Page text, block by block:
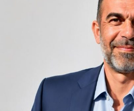
motivele să nu răspundă
banii statului Român pentru a
poliție indivizi care nu
În ceea ce privește asistența
prevăzută de legiuitor pentru
că atât IGPR cât și IGPF susțin că
întocmesc comisii și… decid cu
nu a acestui drept. Interesant
unele de altele, separate de
infinit de groși din motive practice
Zgomotul pașilor din camera de
adiacent rămâne una dintre cele
nemulțumiri semnalate de
chiar și la unități altfel apreciate
locație. De multe ori, oaspeții nu
drept sursa reală a problemei, ci
de spațiu zgomotos sau agitat.